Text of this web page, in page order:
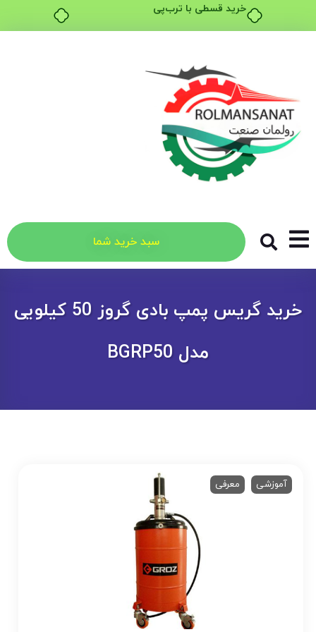
خرید قسطی با ترب‌پی
سبد خرید شما
خرید گریس پمپ بادی گروز 50 کیلویی
مدل BGRP50
آموزشی معرفی